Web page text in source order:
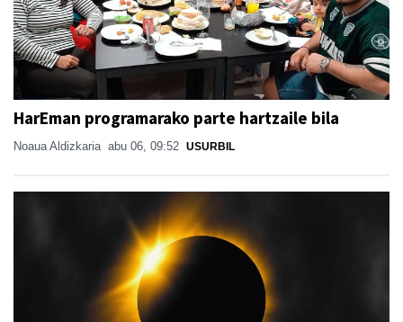
HarEman programarako parte hartzaile bila
Noaua Aldizkaria abu 06, 09:52 USURBIL